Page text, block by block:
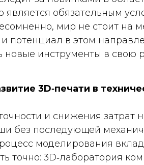
обязательным
мир не стоит на
потенциал в этом
инструменты в свою
3D‑печати в
и снижения затрат
без последующей
моделирования
точно: 3D‑лаборатория